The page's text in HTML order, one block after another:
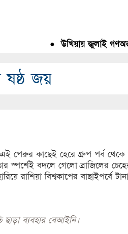
উখিয়ায় জুলাই
ষষ্ঠ জয়
পেরুর কাছেই হেরে গ্রুপ পর্ব থেকে
বদলে গেলো ব্রাজিলের
রাশিয়া বিশ্বকাপের বাছাইপর্বে
ব্যবহার বেআইনি।